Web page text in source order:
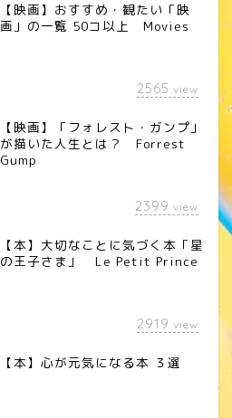
【映画】おすすめ・観たい「映
画」の一覧 50コ以上 Movies
2565 view
【映画】「フォレスト・ガンプ」
が描いた人生とは？ Forrest
Gump
2399 view
【本】大切なことに気づく本「星
の王子さま」 Le Petit Prince
2919 view
【本】心が元気になる本 ３選